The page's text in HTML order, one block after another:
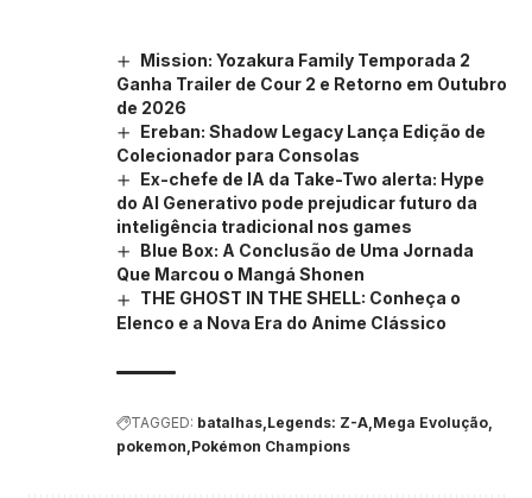
Mission: Yozakura Family Temporada 2
Ganha Trailer de Cour 2 e Retorno em Outubro
de 2026
Ereban: Shadow Legacy Lança Edição de
Colecionador para Consolas
Ex-chefe de IA da Take-Two alerta: Hype
do AI Generativo pode prejudicar futuro da
inteligência tradicional nos games
Blue Box: A Conclusão de Uma Jornada
Que Marcou o Mangá Shonen
THE GHOST IN THE SHELL: Conheça o
Elenco e a Nova Era do Anime Clássico
TAGGED: batalhas Legends: Z-A Mega Evolução
pokemon Pokémon Champions